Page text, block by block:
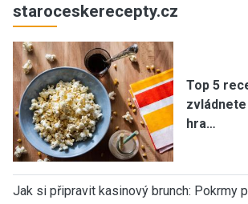
staroceskerecepty.cz
Top 5
hra…
Jak si připravit kasinový brunch: Pokrmy